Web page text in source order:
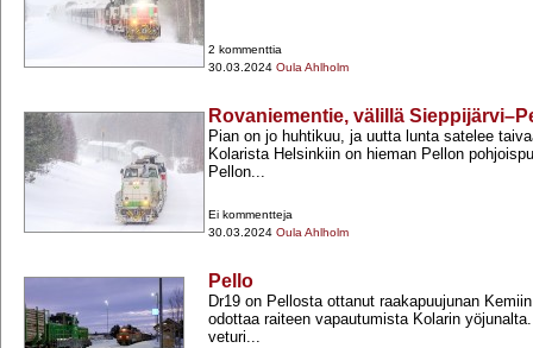
2 kommenttia
30.03.2024 Oula Ahlholm
Rovaniementie, välillä
Pian on jo huhtikuu, ja uutta lunta satelee
Kolarista Helsinkiin on hieman Pellon
Pellon...
Ei kommentteja
30.03.2024 Oula Ahlholm
Pello
Dr19 on Pellosta ottanut raakapuujunan
odottaa raiteen vapautumista Kolarin
veturi...